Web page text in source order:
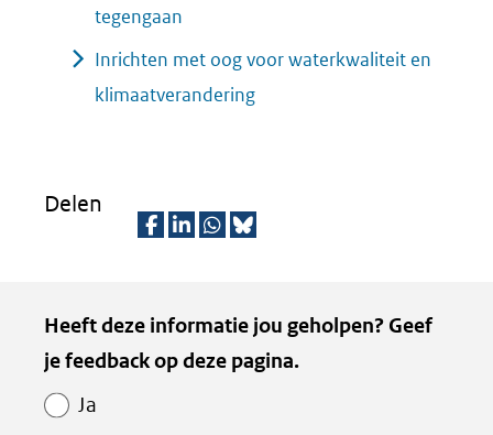
tegengaan
Inrichten met oog voor waterkwaliteit en
klimaatverandering
Delen
l
e
l
e
l
e
z
e
Kopie
van
Paginawaardering
Heeft deze informatie jou geholpen? Geef
je feedback op deze pagina.
Ja